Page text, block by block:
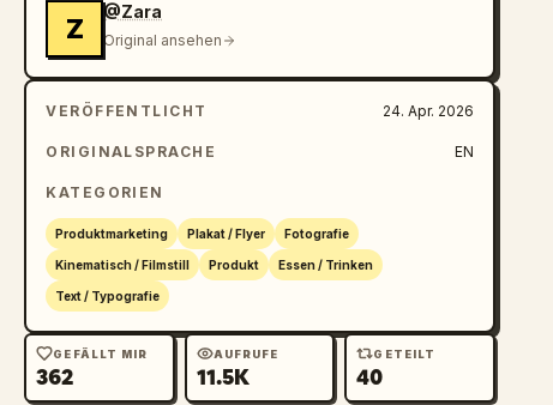
Z
@Zara
Original ansehen
VERÖFFENTLICHT 24. Apr. 2026
ORIGINALSPRACHE EN
KATEGORIEN
Produktmarketing Plakat / Flyer Fotografie
Kinematisch / Filmstill Produkt Essen / Trinken
Text / Typografie
GEFÄLLT MIR
362
AUFRUFE
11.5K
GETEILT
40